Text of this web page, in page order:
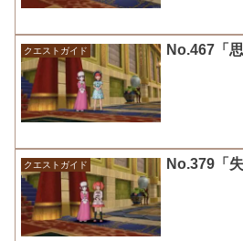
クエストガイド No.467「
クエストガイド No.379「